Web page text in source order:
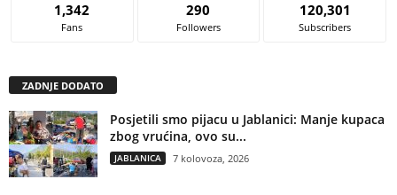
1,342
Fans
290
Followers
120,301
Subscribers
ZADNJE DODATO
Posjetili smo pijacu u Jablanici: Manje kupaca
zbog vrućina, ovo su...
JABLANICA 7 kolovoza, 2026